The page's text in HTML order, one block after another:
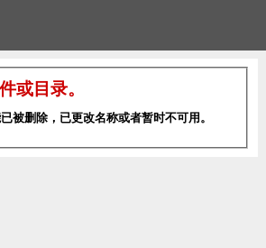
或目录。
被删除，已更改名称或者暂时不可用。